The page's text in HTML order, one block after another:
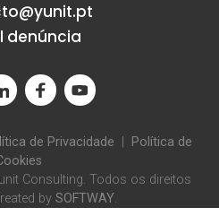
denúncia
de Privacidade
Política de
Consulting. Todos os direitos
by SOFTWAY.